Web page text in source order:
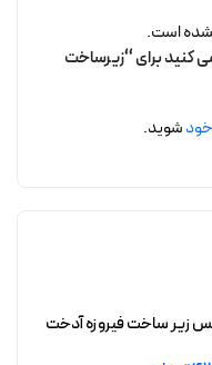
است.
کنید برای “زیرساخت
شوید.
زیر ساخت فیروزه آدخت